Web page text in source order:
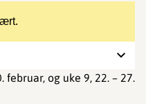
februar, og uke 9, 22. – 27.